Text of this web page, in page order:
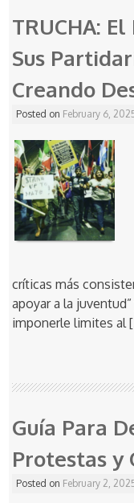
TRUCHA:
Sus
Creando
Posted on February 6,
críticas más
apoyar a la
imponerle limites al
Guía Para
Protestas y
Posted on February 2,